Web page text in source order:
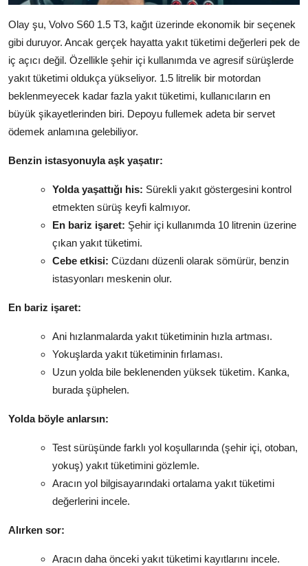
Olay şu, Volvo S60 1.5 T3, kağıt üzerinde ekonomik bir seçenek
gibi duruyor. Ancak gerçek hayatta yakıt tüketimi değerleri pek de
iç açıcı değil. Özellikle şehir içi kullanımda ve agresif sürüşlerde
yakıt tüketimi oldukça yükseliyor. 1.5 litrelik bir motordan
beklenmeyecek kadar fazla yakıt tüketimi, kullanıcıların en
büyük şikayetlerinden biri. Depoyu fullemek adeta bir servet
ödemek anlamına gelebiliyor.
Benzin istasyonuyla aşk yaşatır:
Yolda yaşattığı his: Sürekli yakıt göstergesini kontrol
etmekten sürüş keyfi kalmıyor.
En bariz işaret: Şehir içi kullanımda 10 litrenin üzerine
çıkan yakıt tüketimi.
Cebe etkisi: Cüzdanı düzenli olarak sömürür, benzin
istasyonları meskenin olur.
En bariz işaret:
Ani hızlanmalarda yakıt tüketiminin hızla artması.
Yokuşlarda yakıt tüketiminin fırlaması.
Uzun yolda bile beklenenden yüksek tüketim. Kanka,
burada şüphelen.
Yolda böyle anlarsın:
Test sürüşünde farklı yol koşullarında (şehir içi, otoban,
yokuş) yakıt tüketimini gözlemle.
Aracın yol bilgisayarındaki ortalama yakıt tüketimi
değerlerini incele.
Alırken sor:
Aracın daha önceki yakıt tüketimi kayıtlarını incele.